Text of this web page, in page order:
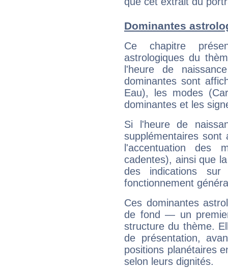
Dominantes
Ce chapitre
astrologiques du
l'heure de
dominantes sont
Eau), les modes
dominantes et les
Si l'heure de
supplémentaires sont
l'accentuation des
cadentes), ainsi que
des indications sur
fonctionnement
Ces dominantes
de fond — un
structure du thème.
de présentation,
positions planétaires
selon leurs dignités.